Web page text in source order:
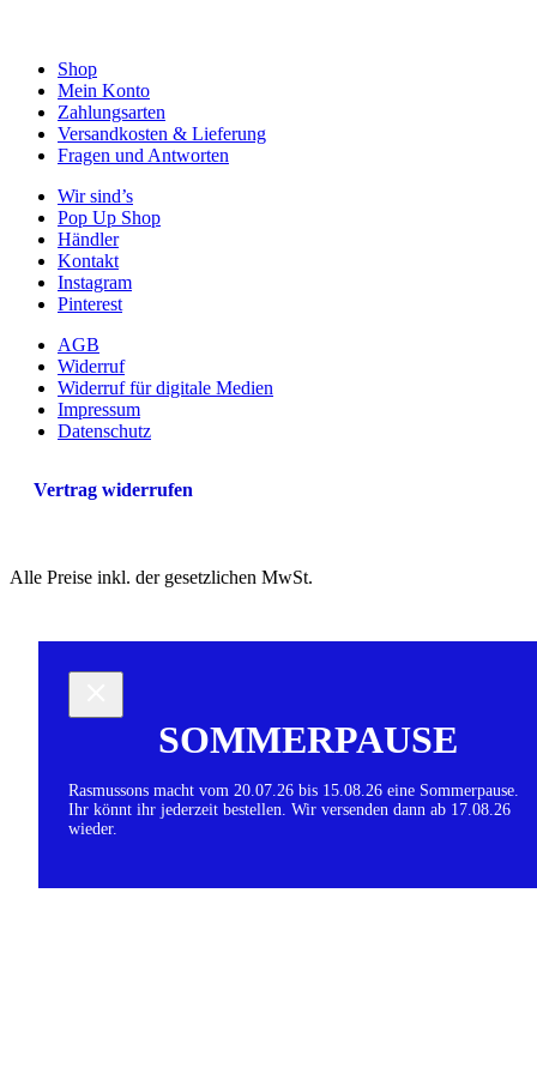
Shop
Mein Konto
Zahlungsarten
Versandkosten & Lieferung
Fragen und Antworten
Wir sind’s
Pop Up Shop
Händler
Kontakt
Instagram
Pinterest
AGB
Widerruf
Widerruf für digitale Medien
Impressum
Datenschutz
Vertrag widerrufen
Alle Preise inkl. der gesetzlichen MwSt.
SOMMERPAUSE
Rasmussons macht vom 20.07.26 bis 15.08.26 eine Sommerpause.
Ihr könnt ihr jederzeit bestellen. Wir versenden dann ab 17.08.26
wieder.